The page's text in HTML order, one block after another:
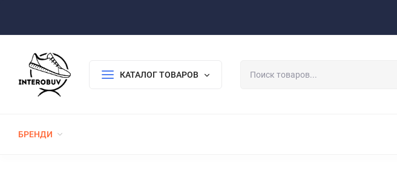
КАТАЛОГ ТОВАРОВ
БРЕНДИ